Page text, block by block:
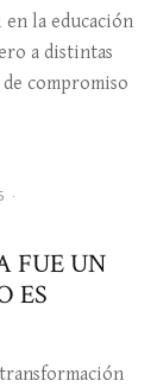
en la educación
a distintas
compromiso
·
FUE UN
ES